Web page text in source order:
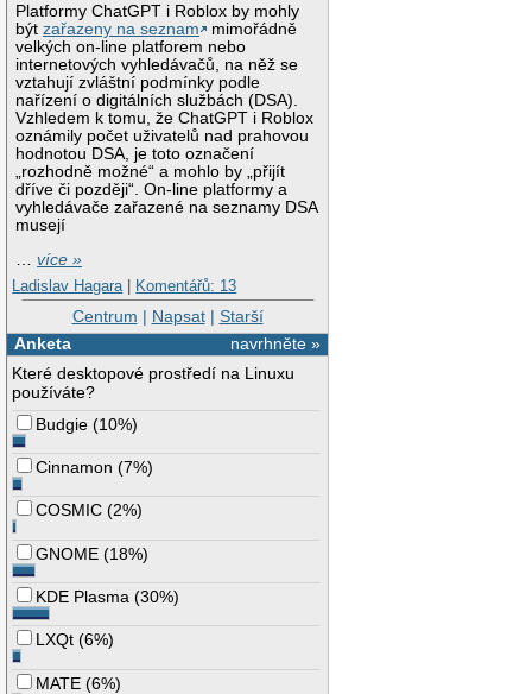
Platformy ChatGPT i Roblox by mohly
býtzařazeny na seznam
mimořádně
velkých on-line platforem nebo
internetových vyhledávačů, na něž se
vztahují zvláštní podmínky podle
nařízení o digitálních službách (DSA).
Vzhledem k tomu, že ChatGPT i Roblox
oznámily počet uživatelů nad prahovou
hodnotou DSA, je toto označení
„rozhodně možné“ a mohlo by „přijít
dříve či později“. On-line platformy a
vyhledávače zařazené na seznamy DSA
musejí
…více »
Ladislav Hagara | Komentářů: 13
Centrum | Napsat| Starší
navrhněte »
Anketa
Které desktopové prostředí na Linuxu
používáte?
Budgie (10%)
Cinnamon (7%)
COSMIC (2%)
GNOME (18%)
KDE Plasma (30%)
LXQt (6%)
MATE (6%)